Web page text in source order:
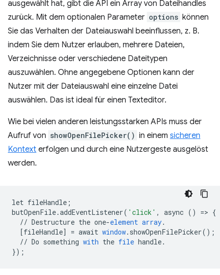
ausgewählt hat, gibt die API ein Array von Dateihandles
zurück. Mit dem optionalen Parameter options können
Sie das Verhalten der Dateiauswahl beeinflussen, z. B.
indem Sie dem Nutzer erlauben, mehrere Dateien,
Verzeichnisse oder verschiedene Dateitypen
auszuwählen. Ohne angegebene Optionen kann der
Nutzer mit der Dateiauswahl eine einzelne Datei
auswählen. Das ist ideal für einen Texteditor.
Wie bei vielen anderen leistungsstarken APIs muss der
Aufruf von showOpenFilePicker() in einem sicheren
Kontext erfolgen und durch eine Nutzergeste ausgelöst
werden.
let fileHandle ;
butOpenFile.addEventListener( 'click' , async () => {
// Destructure the one-element array.
[fileHandle] = await window. showOpenFilePicker();
// Do something with the file handle.
});